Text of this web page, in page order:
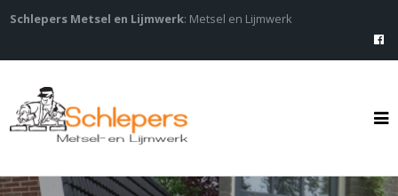
Schlepers Metsel en Lijmwerk: Metsel en Lijmwerk